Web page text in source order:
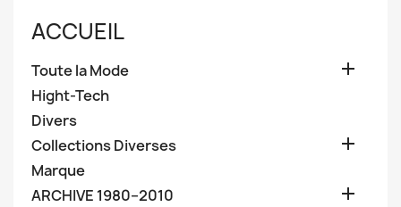
ACCUEIL
Toute la Mode 
Hight-Tech
Divers
Collections Diverses

Marque
ARCHIVE 1980–2010
